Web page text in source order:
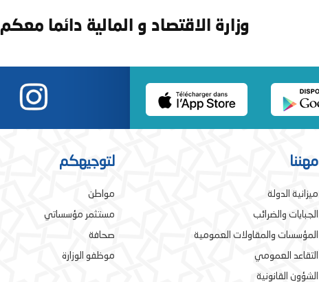
وزارة الاقتصاد و المالية دائما معكم
لتوجيهكم
مواطن
مستثمر مؤسساتي
صحافة
موظفو الوزارة
مهننا
ميزانية الدولة
الجبايات والضرائب
المؤسسات والمقاولات العمومية
التقاعد العمومي
الشؤون القانونية